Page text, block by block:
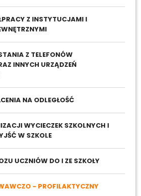
Z INSTYTUCJAMI I
Z TELEFONÓW
INNYCH URZĄDZEŃ
NA ODLEGŁOŚĆ
WYCIECZEK SZKOLNYCH I
W SZKOLE
UCZNIÓW DO I ZE SZKOŁY
- PROFILAKTYCZNY